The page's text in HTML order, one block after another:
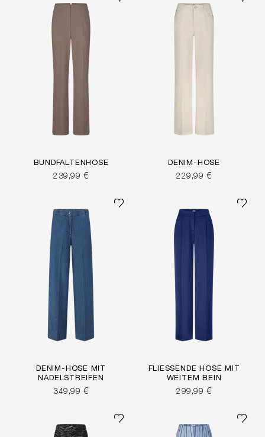
BUNDFALTENHOSE
239,99 €
DENIM-HOSE
229,99 €
DENIM-HOSE MIT
NADELSTREIFEN
349,99 €
FLIESSENDE HOSE MIT W
EITEM BEIN
299,99 €